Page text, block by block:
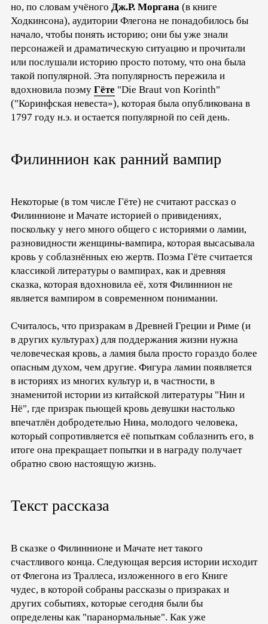
но, по словам учёного Дж.Р. Моргана (в книге
Ходкинсона), аудитории Флегона не понадобилось бы
начало, чтобы понять историю; они бы уже знали
персонажей и драматическую ситуацию и прочитали
или послушали историю просто потому, что она была
такой популярной. Эта популярность пережила и
вдохновила поэму Гёте "Die Braut von Korinth"
("Коринфская невеста»), которая была опубликована в
1797 году н.э. и остается популярной по сей день.
Филиннион как ранний вампир
Некоторые (в том числе Гёте) не считают рассказ о
Филиннионе и Мачате историей о привидениях,
поскольку у него много общего с историями о ламии,
разновидности женщины-вампира, которая высасывала
кровь у соблазнённых ею жертв. Поэма Гёте считается
классикой литературы о вампирах, как и древняя
сказка, которая вдохновила её, хотя Филиннион не
является вампиром в современном понимании.
Считалось, что призракам в Древней Греции и Риме (и
в других культурах) для поддержания жизни нужна
человеческая кровь, а ламия была просто гораздо более
опасным духом, чем другие. Фигура ламии появляется
в историях из многих культур и, в частности, в
знаменитой истории из китайской литературы "Нин и
Нё", где призрак пьющей кровь девушки настолько
впечатлён добродетелью Нина, молодого человека,
который сопротивляется её попыткам соблазнить его, в
итоге она прекращает попытки и в награду получает
обратно свою настоящую жизнь.
Текст рассказа
В сказке о Филиннионе и Мачате нет такого
счастливого конца. Следующая версия истории исходит
от Флегона из Траллеса, изложенного в его Книге
чудес, в которой собраны рассказы о призраках и
других событиях, которые сегодня были бы
определены как "паранормальные". Как уже